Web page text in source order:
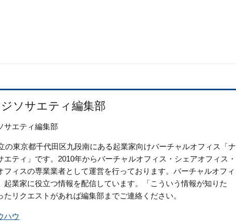
ソサエティ編集部
サエティ編集部
の東京都千代田区九段南にある起業家向けバーチャルオフィス「ナ
エティ」です。2010年からバーチャルオフィス・シェアオフィス・
フィスの専業業者として運営を行っております。バーチャルオフィ
起業家に役立つ情報を配信しています。「こういう情報が知りた
たリクエストがあれば編集部までご連絡ください。
ハウ